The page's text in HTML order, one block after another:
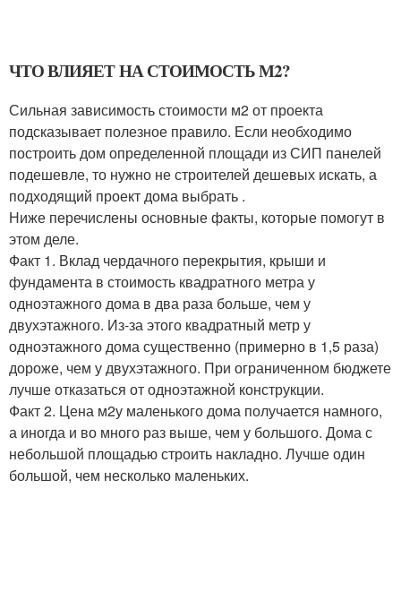
ЧТО ВЛИЯЕТ НА СТОИМОСТЬ М2?
Сильная зависимость стоимости м2от проекта
подсказывает полезное правило. Если необходимо
построить дом определенной площади из СИП панелей
подешевле, то нужно не строителей дешевых искать, а
подходящий проект дома выбрать .
Ниже перечислены основные факты, которые помогут в
этом деле.
Факт 1. Вклад чердачного перекрытия, крыши и
фундамента в стоимость квадратного метра у
одноэтажного дома в два раза больше, чем у
двухэтажного. Из-за этого квадратный метр у
одноэтажного дома существенно (примерно в 1,5 раза)
дороже, чем у двухэтажного. При ограниченном бюджете
лучше отказаться от одноэтажной конструкции.
Факт 2. Цена м2у маленького дома получается намного,
а иногда и во много раз выше, чем у большого. Дома с
небольшой площадью строить накладно. Лучше один
большой, чем несколько маленьких.